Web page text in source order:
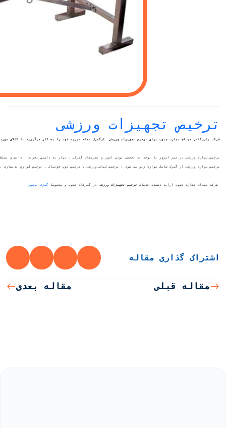
ترخیص تجهیزات ورزشی
شرکت بازرگانی میداف تجارت جنوب برای ترخیص تجهیزات ورزشی  ازگمرک تمام تجربه خود را به کار میگیرید تا کالای
ترخیص لوازم ورزشی در عصر امروز با توجه به تخصصی بودن امور و تشریفات گمرکی ، نیاز به داشتن تجربه ، دانش و
ترخیص لوازم ورزشی از گمرک شامل موارد زیر می شود : ترخیص لباس ورزشی , ترخیص توپ فوتبال , ترخیص لوازم
شرکت میداف تجارت جنوب ارائه دهنده خدمات ترخیص تجهیزات ورزشی در گمرکات جنوب و مخصوصا گمرک بوشهر
اشتراک گذاری مقاله
مقاله قبلی مقاله بعدی